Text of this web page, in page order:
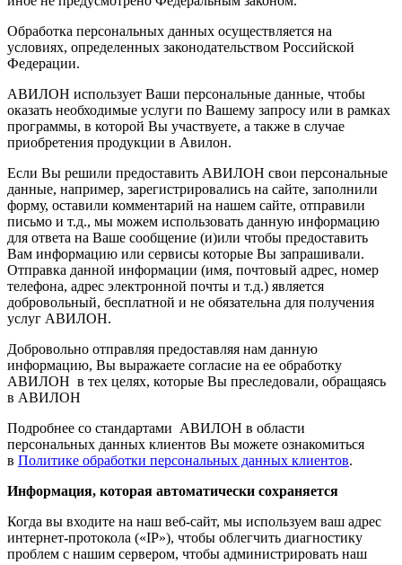
Обработка персональных данных осуществляется на
условиях, определенных законодательством Российской
Федерации.
АВИЛОН использует Ваши персональные данные, чтобы
оказать необходимые услуги по Вашему запросу или в рамках
программы, в которой Вы участвуете, а также в случае
приобретения продукции в Авилон.
Если Вы решили предоставить АВИЛОН свои персональные
данные, например, зарегистрировались на сайте, заполнили
форму, оставили комментарий на нашем сайте, отправили
письмо и т.д., мы можем использовать данную информацию
для ответа на Ваше сообщение (и)или чтобы предоставить
Вам информацию или сервисы которые Вы запрашивали.
Отправка данной информации (имя, почтовый адрес, номер
телефона, адрес электронной почты и т.д.) является
добровольный, бесплатной и не обязательна для получения
услуг АВИЛОН.
Добровольно отправляя предоставляя нам данную
информацию, Вы выражаете согласие на ее обработку
АВИЛОН в тех целях, которые Вы преследовали, обращаясь
в АВИЛОН
Подробнее со стандартами АВИЛОН в области
персональных данных клиентов Вы можете ознакомиться
в Политике обработки персональных данных клиентов.
Информация, которая автоматически сохраняется
Когда вы входите на наш веб-сайт, мы используем ваш адрес
интернет-протокола («IP»), чтобы облегчить диагностику
проблем с нашим сервером, чтобы администрировать наш